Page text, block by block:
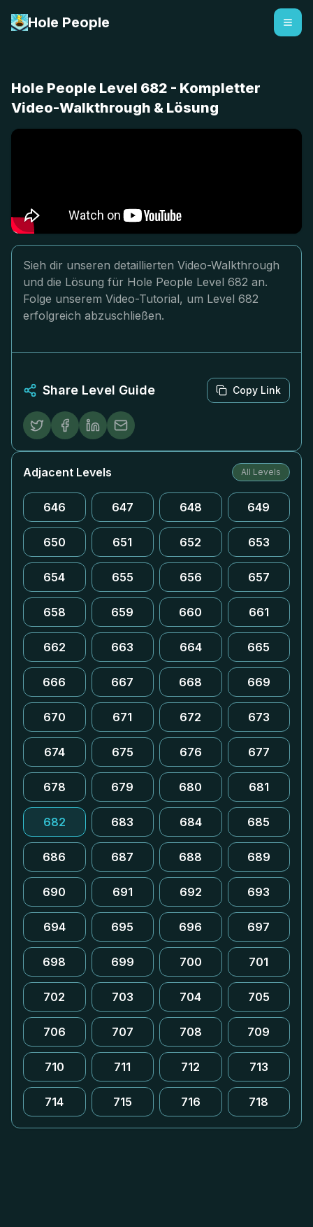
Hole People
Hole People Level 682 - Kompletter
Video-Walkthrough & Lösung
Sieh dir unseren detaillierten Video-Walkthrough
und die Lösung für Hole People Level 682 an.
Folge unserem Video-Tutorial, um Level 682
erfolgreich abzuschließen.
Share Level Guide Copy Link
Adjacent Levels All Levels
646 647 648 649
650 651 652 653
654 655 656 657
658 659 660 661
662 663 664 665
666 667 668 669
670 671 672 673
674 675 676 677
678 679 680 681
682 683 684 685
686 687 688 689
690 691 692 693
694 695 696 697
698 699 700 701
702 703 704 705
706 707 708 709
710 711 712 713
714 715 716 718